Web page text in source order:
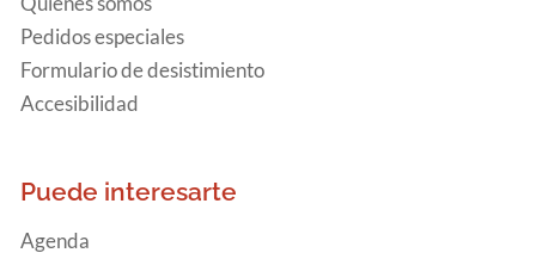
Pedidos especiales
Formulario de desistimiento
Accesibilidad
Puede interesarte
Agenda